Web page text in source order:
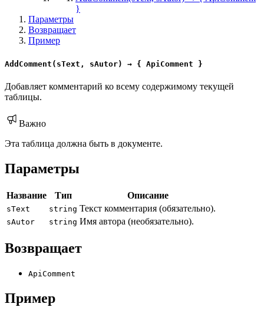
}
Параметры
Возвращает
Пример
AddComment(sText, sAutor) → { ApiComment }
Добавляет комментарий ко всему содержимому текущей
таблицы.
Важно
Эта таблица должна быть в документе.
Параметры
Название Тип Описание
sText string Текст комментария (обязательно).
sAutor string Имя автора (необязательно).
Возвращает
ApiComment
Пример